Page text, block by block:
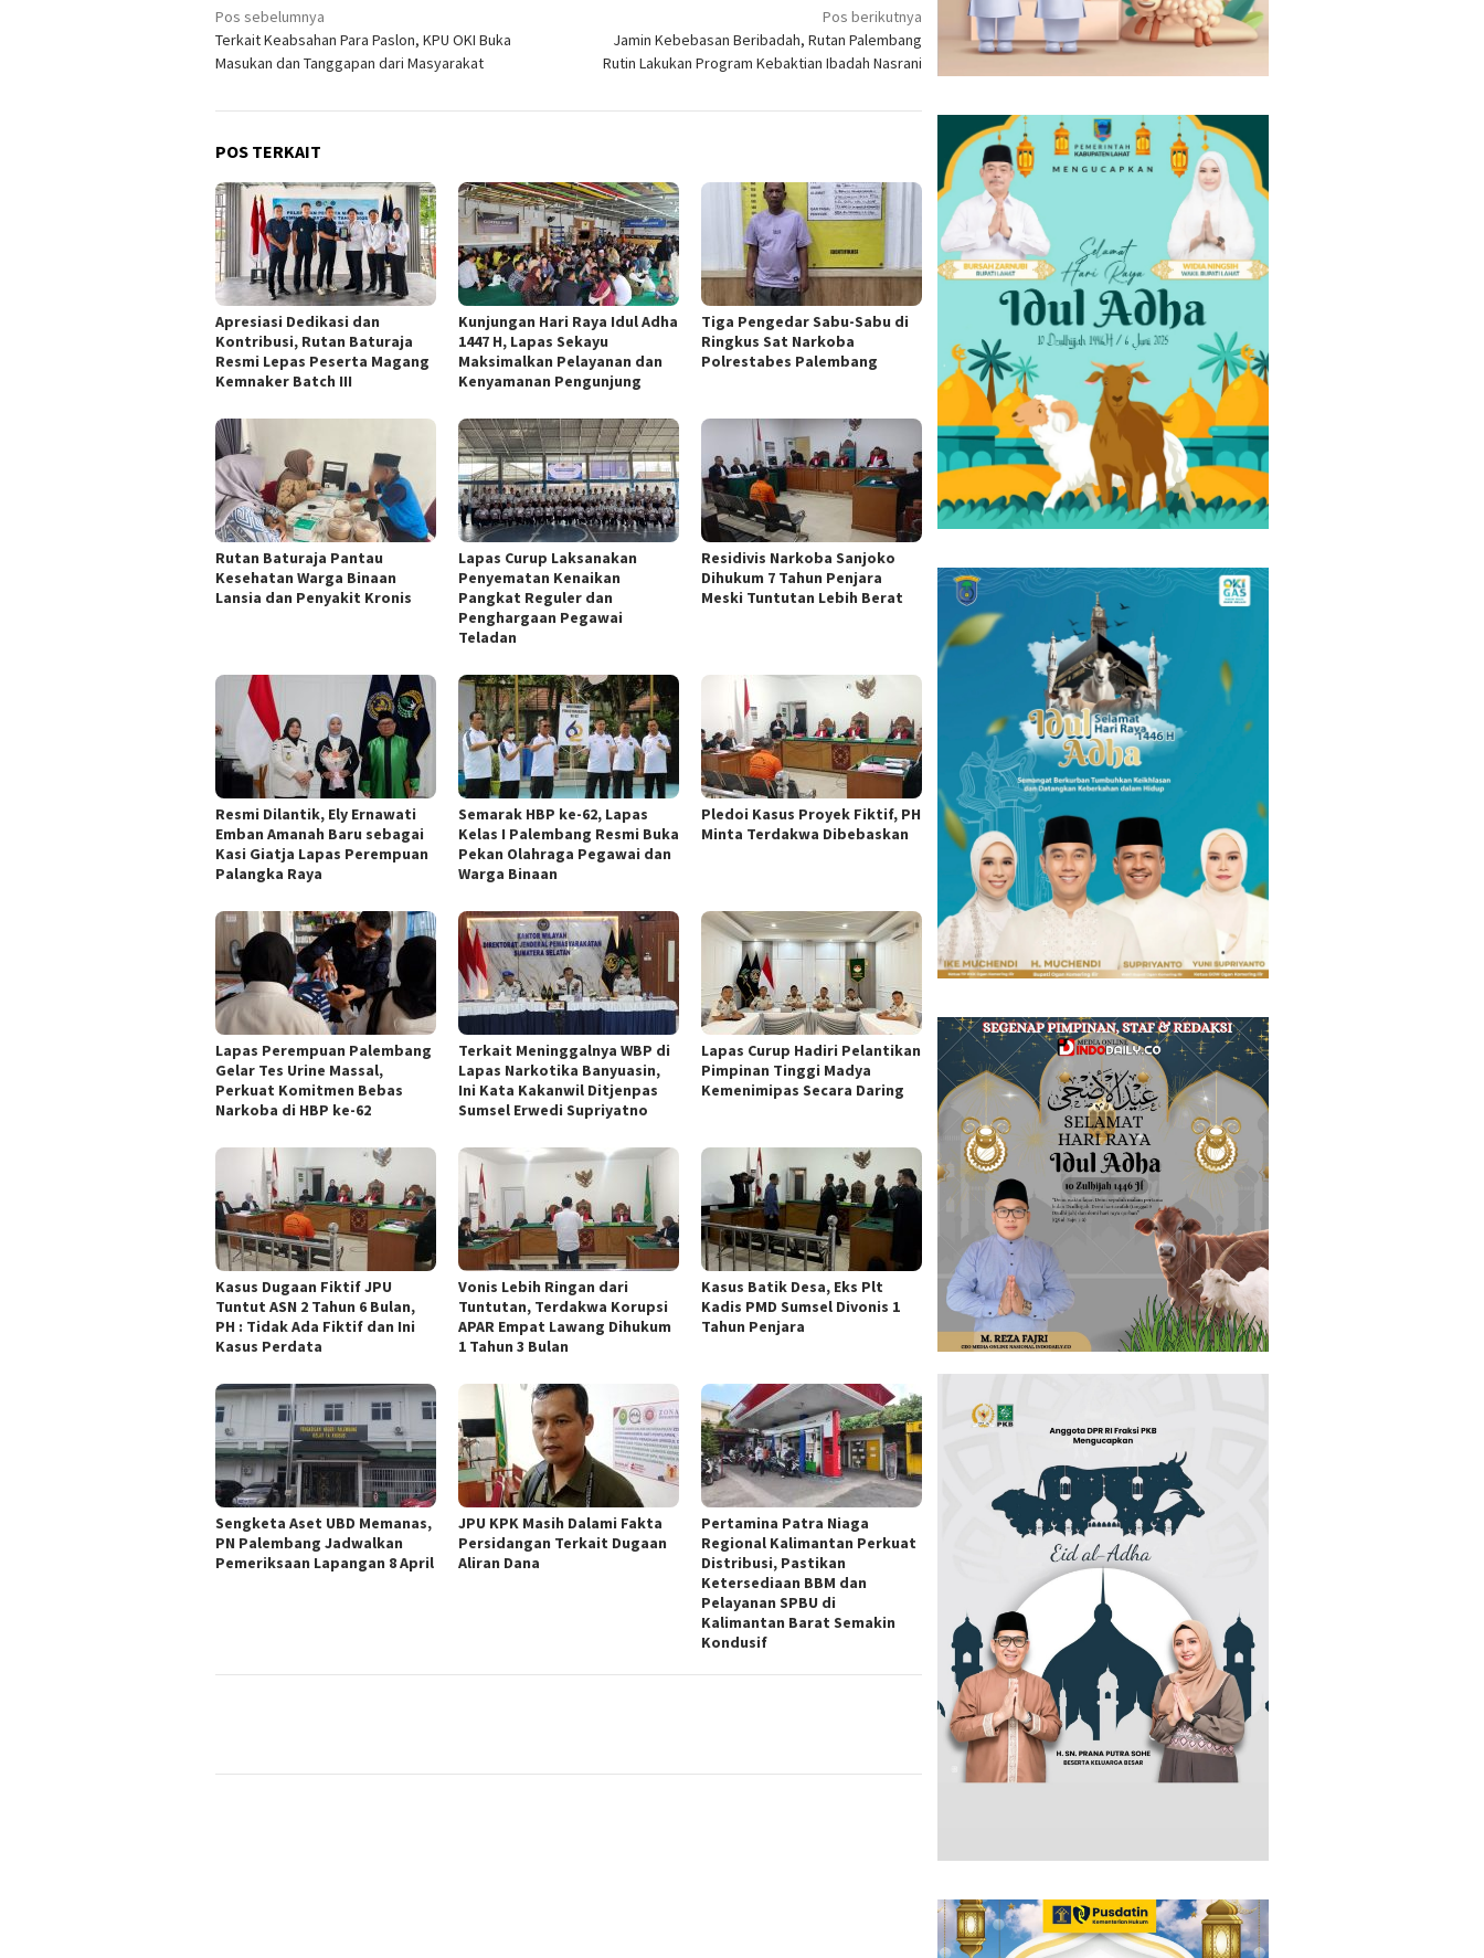
Navigasi
pos
Pos sebelumnya
Terkait Keabsahan Para Paslon, KPU OKI Buka
Masukan dan Tanggapan dari Masyarakat
Pos berikutnya
Jamin Kebebasan Beribadah, Rutan Palembang
Rutin Lakukan Program Kebaktian Ibadah Nasrani
POS TERKAIT
Apresiasi Dedikasi dan
Kontribusi, Rutan Baturaja
Resmi Lepas Peserta Magang
Kemnaker Batch III
Kunjungan Hari Raya Idul Adha
1447 H, Lapas Sekayu
Maksimalkan Pelayanan dan
Kenyamanan Pengunjung
Tiga Pengedar Sabu-Sabu di
Ringkus Sat Narkoba
Polrestabes Palembang
Rutan Baturaja Pantau
Kesehatan Warga Binaan
Lansia dan Penyakit Kronis
Lapas Curup Laksanakan
Penyematan Kenaikan
Pangkat Reguler dan
Penghargaan Pegawai
Teladan
Residivis Narkoba Sanjoko
Dihukum 7 Tahun Penjara
Meski Tuntutan Lebih Berat
Resmi Dilantik, Ely Ernawati
Emban Amanah Baru sebagai
Kasi Giatja Lapas Perempuan
Palangka Raya
Semarak HBP ke-62, Lapas
Kelas I Palembang Resmi Buka
Pekan Olahraga Pegawai dan
Warga Binaan
Pledoi Kasus Proyek Fiktif, PH
Minta Terdakwa Dibebaskan
Lapas Perempuan Palembang
Gelar Tes Urine Massal,
Perkuat Komitmen Bebas
Narkoba di HBP ke-62
Terkait Meninggalnya WBP di
Lapas Narkotika Banyuasin,
Ini Kata Kakanwil Ditjenpas
Sumsel Erwedi Supriyatno
Lapas Curup Hadiri Pelantikan
Pimpinan Tinggi Madya
Kemenimipas Secara Daring
Kasus Dugaan Fiktif JPU
Tuntut ASN 2 Tahun 6 Bulan,
PH : Tidak Ada Fiktif dan Ini
Kasus Perdata
Vonis Lebih Ringan dari
Tuntutan, Terdakwa Korupsi
APAR Empat Lawang Dihukum
1 Tahun 3 Bulan
Kasus Batik Desa, Eks Plt
Kadis PMD Sumsel Divonis 1
Tahun Penjara
Sengketa Aset UBD Memanas,
PN Palembang Jadwalkan
Pemeriksaan Lapangan 8 April
JPU KPK Masih Dalami Fakta
Persidangan Terkait Dugaan
Aliran Dana
Pertamina Patra Niaga
Regional Kalimantan Perkuat
Distribusi, Pastikan
Ketersediaan BBM dan
Pelayanan SPBU di
Kalimantan Barat Semakin
Kondusif